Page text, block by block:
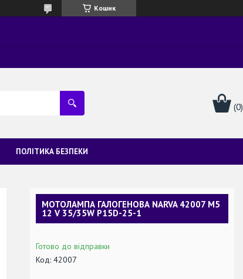
Кошик
ПОЛІТИКА БЕЗПЕКИ
МОТОЛАМПА ГАЛОГЕНОВА NARVA 42007 M5
12 V 35/35W P15D-25-1
Готово до відправки
Код: 42007